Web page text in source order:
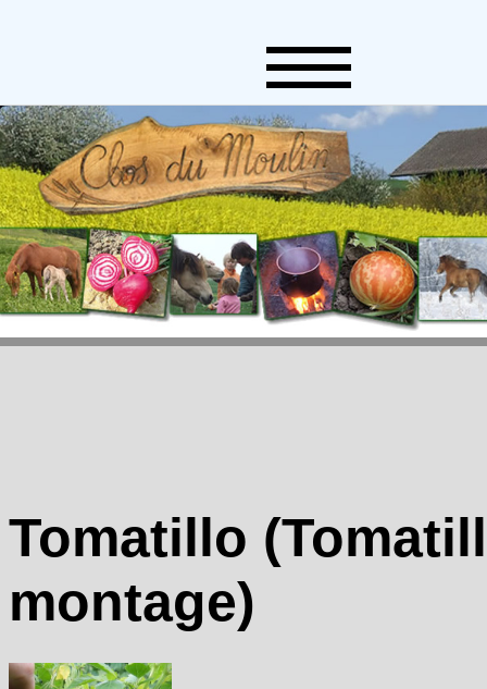
Tomatillo
montage)